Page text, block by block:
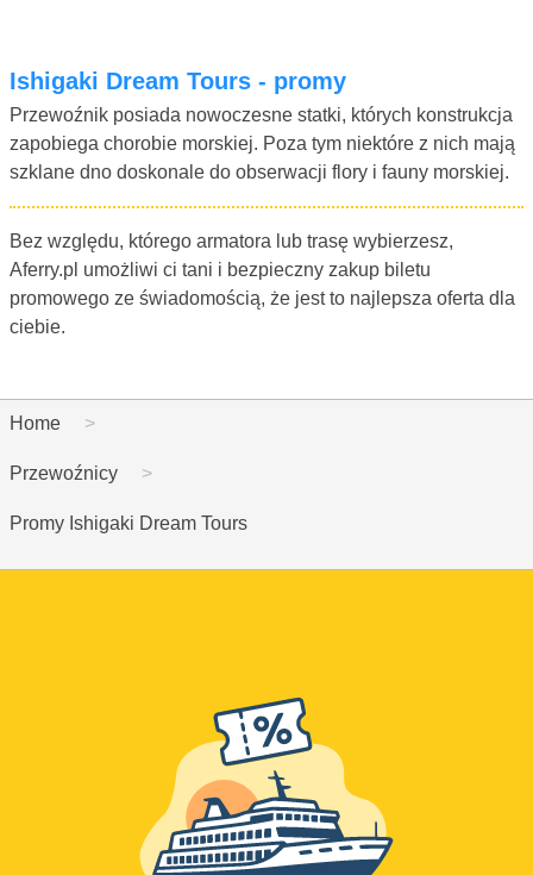
Ishigaki Dream Tours - promy
Przewoźnik posiada nowoczesne statki, których konstrukcja
zapobiega chorobie morskiej. Poza tym niektóre z nich mają
szklane dno doskonale do obserwacji flory i fauny morskiej.
Bez względu, którego armatora lub trasę wybierzesz,
Aferry.pl umożliwi ci tani i bezpieczny zakup biletu
promowego ze świadomością, że jest to najlepsza oferta dla
ciebie.
Home
Przewoźnicy
Promy Ishigaki Dream Tours